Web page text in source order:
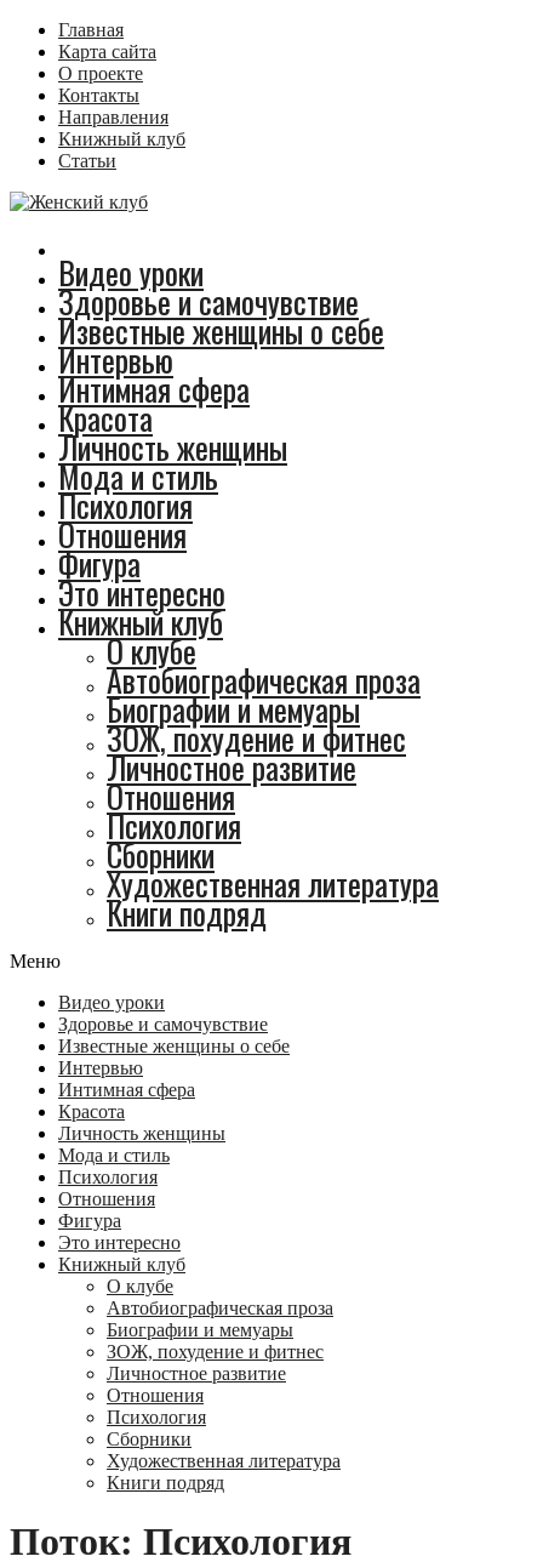
Главная
Карта сайта
О проекте
Контакты
Направления
Книжный клуб
Статьи
Видео уроки
Здоровье и самочувствие
Известные женщины о себе
Интервью
Интимная сфера
Красота
Личность женщины
Мода и стиль
Психология
Отношения
Фигура
Это интересно
Книжный клуб
О клубе
Автобиографическая проза
Биографии и мемуары
ЗОЖ, похудение и фитнес
Личностное развитие
Отношения
Психология
Сборники
Художественная литература
Книги подряд
Меню
Видео уроки
Здоровье и самочувствие
Известные женщины о себе
Интервью
Интимная сфера
Красота
Личность женщины
Мода и стиль
Психология
Отношения
Фигура
Это интересно
Книжный клуб
О клубе
Автобиографическая проза
Биографии и мемуары
ЗОЖ, похудение и фитнес
Личностное развитие
Отношения
Психология
Сборники
Художественная литература
Книги подряд
Поток: Психология